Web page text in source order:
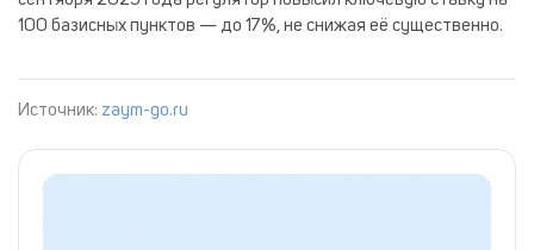
100 базисных пунктов — до 17%, не снижая её существенно.
Источник: zaym-go.ru